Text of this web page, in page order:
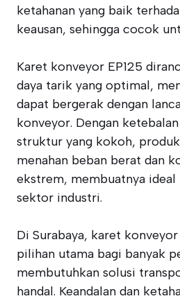
ketahanan yang baik
keausan, sehingga cocok
Karet konveyor EP125
daya tarik yang optimal,
dapat bergerak dengan
konveyor. Dengan
struktur yang kokoh,
menahan beban berat dan
ekstrem, membuatnya
sektor industri.
Di Surabaya, karet
pilihan utama bagi banyak
membutuhkan solusi
handal. Keandalan dan